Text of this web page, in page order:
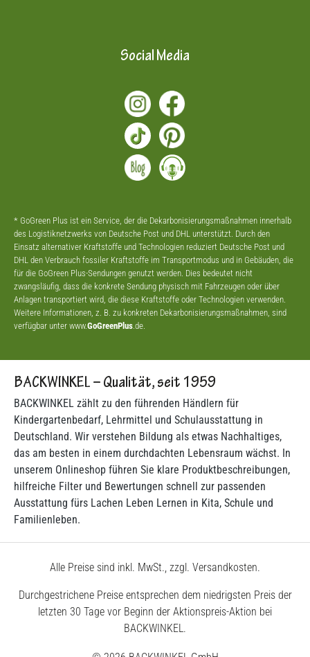
Social Media
* GoGreen Plus ist ein Service, der die Dekarbonisierungsmaßnahmen innerhalb
des Logistiknetzwerks von Deutsche Post und DHL unterstützt. Durch den
Einsatz alternativer Kraftstoffe und Technologien reduziert Deutsche Post und
DHL den Verbrauch fossiler Kraftstoffe im Transportmodus und in Gebäuden, die
für die GoGreen Plus-Sendungen genutzt werden. Dies bedeutet nicht
zwangsläufig, dass die konkrete Sendung physisch mit Fahrzeugen oder über
Anlagen transportiert wird, die diese Kraftstoffe oder Technologien verwenden.
Weitere Informationen, z. B. zu konkreten Dekarbonisierungsmaßnahmen, sind
verfügbar unter www.GoGreenPlus .de.
BACKWINKEL – Qualität, seit 1959
BACKWINKEL zählt zu den führenden Händlern für
Kindergartenbedarf, Lehrmittel und Schulausstattung in
Deutschland. Wir verstehen Bildung als etwas Nachhaltiges,
das am besten in einem durchdachten Lebensraum wächst. In
unserem Onlineshop führen Sie klare Produktbeschreibungen,
hilfreiche Filter und Bewertungen schnell zur passenden
Ausstattung fürs Lachen Leben Lernen in Kita, Schule und
Familienleben.
Alle Preise sind inkl. MwSt., zzgl. Versandkosten.
Durchgestrichene Preise entsprechen dem niedrigsten Preis der
letzten 30 Tage vor Beginn der Aktionspreis-Aktion bei
BACKWINKEL.